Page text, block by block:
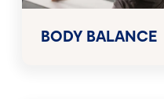
BODY BALANCE